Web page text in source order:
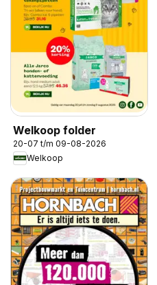
Welkoop folder
20-07 t/m 09-08-2026
Welkoop